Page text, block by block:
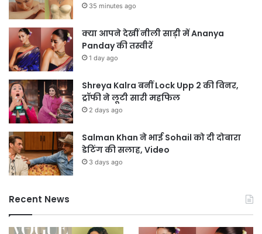
35 minutes ago
क्या आपने देखीं नीली साड़ी में Ananya
Panday की तस्वीरें
1 day ago
Shreya Kalra बनीं Lock Upp 2 की विनर,
ट्रॉफी ने लूटी सारी महफिल
2 days ago
Salman Khan ने भाई Sohail को दी दोबारा
डेटिंग की सलाह, Video
3 days ago
Recent News